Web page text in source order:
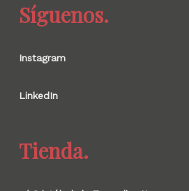
Síguenos.
Instagram
LinkedIn
Tienda.